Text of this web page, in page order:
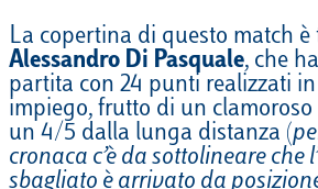
La copertina di questo match è
Alessandro Di Pasquale, che
partita con 24 punti realizzati
impiego, frutto di un
un 4/5 dalla lunga distanza (
cronaca c’è da sottolineare che
sbagliato è arrivato da